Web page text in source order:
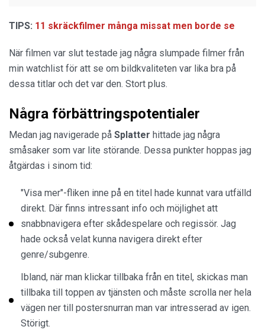
TIPS: 11 skräckfilmer många missat men borde se
När filmen var slut testade jag några slumpade filmer från
min watchlist för att se om bildkvaliteten var lika bra på
dessa titlar och det var den. Stort plus.
Några förbättringspotentialer
Medan jag navigerade på Splatter hittade jag några
småsaker som var lite störande. Dessa punkter hoppas jag
åtgärdas i sinom tid:
"Visa mer"-fliken inne på en titel hade kunnat vara utfälld
direkt. Där finns intressant info och möjlighet att
snabbnavigera efter skådespelare och regissör. Jag
hade också velat kunna navigera direkt efter
genre/subgenre.
Ibland, när man klickar tillbaka från en titel, skickas man
tillbaka till toppen av tjänsten och måste scrolla ner hela
vägen ner till postersnurran man var intresserad av igen.
Störigt.